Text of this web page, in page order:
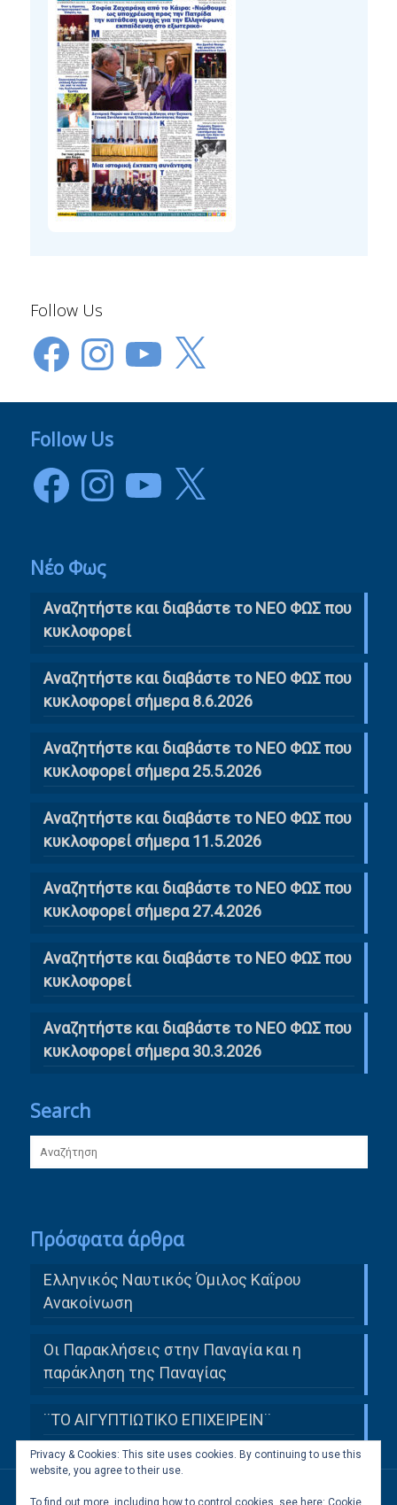
Follow Us
FacebookInstagramYouTube
X
Follow Us
FacebookInstagramYouTube
X
Νέο Φως
Αναζητήστε και διαβάστε το NΕΟ ΦΩΣ που
κυκλοφορεί
Αναζητήστε και διαβάστε το ΝΕΟ ΦΩΣ που
κυκλοφορεί σήμερα 8.6.2026
Αναζητήστε και διαβάστε το ΝΕΟ ΦΩΣ που
κυκλοφορεί σήμερα 25.5.2026
Αναζητήστε και διαβάστε το ΝΕΟ ΦΩΣ που
κυκλοφορεί σήμερα 11.5.2026
Αναζητήστε και διαβάστε το ΝΕΟ ΦΩΣ που
κυκλοφορεί σήμερα 27.4.2026
Αναζητήστε και διαβάστε το ΝΕΟ ΦΩΣ που
κυκλοφορεί
Αναζητήστε και διαβάστε το ΝΕΟ ΦΩΣ που
κυκλοφορεί σήμερα 30.3.2026
Search
Πρόσφατα άρθρα
Ελληνικός Ναυτικός Όμιλος Καΐρου
Ανακοίνωση
Οι Παρακλήσεις στην Παναγία και η
παράκληση της Παναγίας
¨ΤΟ ΑΙΓΥΠΤΙΩΤΙΚΟ ΕΠΙΧΕΙΡΕΙΝ¨
Privacy & Cookies: This site uses cookies. By continuing to use this
website, you agree to their use.
To find out more, including how to control cookies, see here: Cookie